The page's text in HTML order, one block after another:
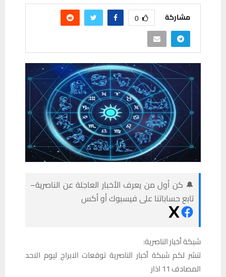
مشاركة 0
🔔 كن أول من يعرف الأخبار العاجلة عن الناصرية–
تابع حساباتنا على فيسبوك أو أكس
شبكة أخبار الناصرية:
تنشر لكم شبكة أخبار الناصرية توقعات الابراج ليوم الاحد
المصادف 11 اذار